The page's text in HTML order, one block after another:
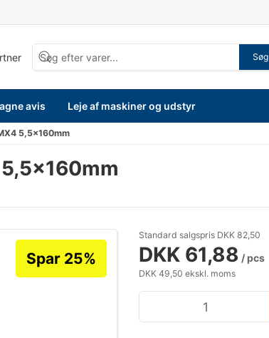
Søg
avis Leje af maskiner og udstyr
5,5×160mm
Spar 25%
Standard salgspris DKK 82,50
DKK 61,88 / pcs
DKK 49,50 ekskl. moms